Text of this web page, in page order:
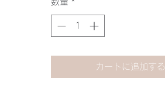
カートに追加する